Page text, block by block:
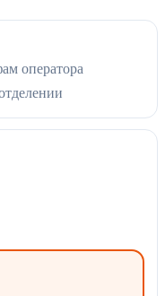
оператора